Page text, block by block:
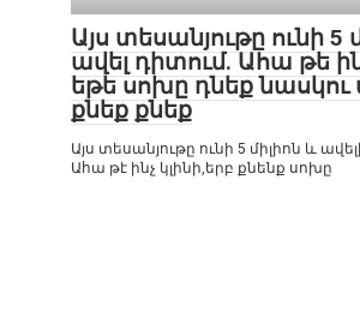
Այս տեսանյութը ունի 5
ավել դիտում. Ահա թե
եթե սոխը դնեք նասկու
քնեք քնեք
Այս տեսանյութը ունի 5 միլիոն և
Ահա թէ ինչ կլինի,երբ քնենք սոխը